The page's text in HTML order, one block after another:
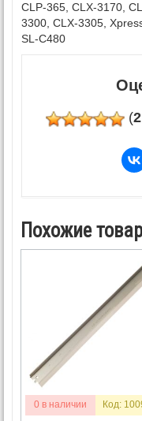
CLP-365, CLX-3170,
3300, CLX-3305,
SL-C480
(2
Похожие
0 в наличии Код: